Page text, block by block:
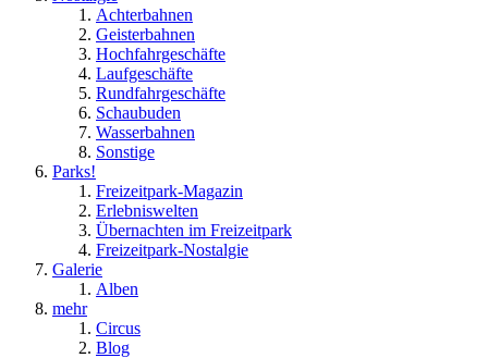
Achterbahnen
Geisterbahnen
Hochfahrgeschäfte
Laufgeschäfte
Rundfahrgeschäfte
Schaubuden
Wasserbahnen
Sonstige
Parks!
Freizeitpark-Magazin
Erlebniswelten
Übernachten im Freizeitpark
Freizeitpark-Nostalgie
Galerie
Alben
mehr
Circus
Blog